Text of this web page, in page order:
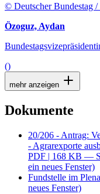
© Deutscher Bundestag
Özoguz, Aydan
()
mehr anzeigen
Dokumente
20/206 - Antrag:
- Agrarexporte
PDF | 168 KB —
ein neues Fenster)
Fundstelle im
neues Fenster)